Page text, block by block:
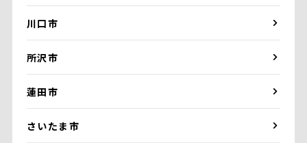
川口市
所沢市
蓮田市
さいたま市